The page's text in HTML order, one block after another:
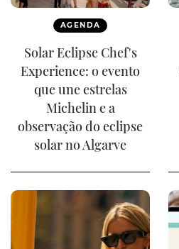
AGENDA
Solar Eclipse Chef's
Experience: o evento
que une estrelas
Michelin e a
observação do eclipse
solar no Algarve